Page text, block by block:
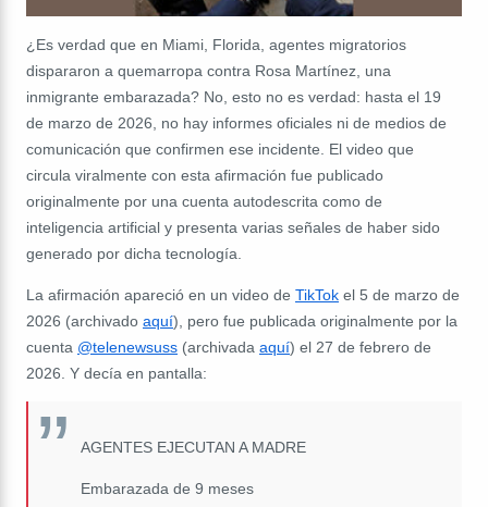
¿Es verdad que en Miami, Florida, agentes migratorios
dispararon a quemarropa contra Rosa Martínez, una
inmigrante embarazada? No, esto no es verdad: hasta el 19
de marzo de 2026, no hay informes oficiales ni de medios de
comunicación que confirmen ese incidente. El video que
circula viralmente con esta afirmación fue publicado
originalmente por una cuenta autodescrita como de
inteligencia artificial y presenta varias señales de haber sido
generado por dicha tecnología.
La afirmación apareció en un video de TikTok el 5 de marzo de
2026 (archivado aquí), pero fue publicada originalmente por la
cuenta @telenewsuss (archivada aquí) el 27 de febrero de
2026. Y decía en pantalla:
AGENTES EJECUTAN A MADRE
Embarazada de 9 meses